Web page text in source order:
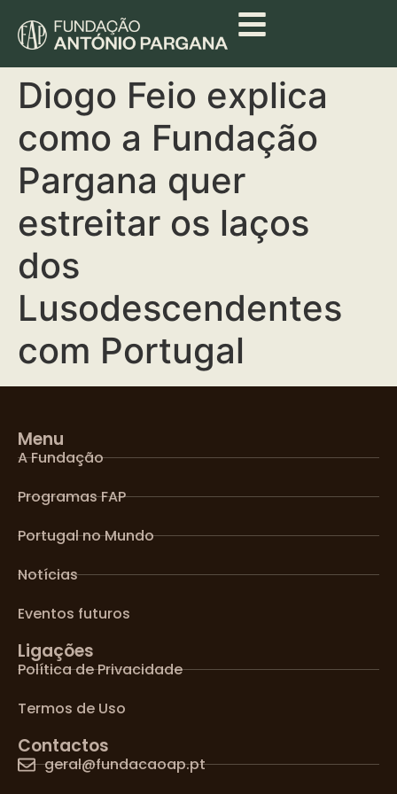
Diogo Feio explica
como a Fundação
Pargana quer
estreitar os laços
dos
Lusodescendentes
com Portugal
Menu
A Fundação
Programas FAP
Portugal no Mundo
Notícias
Eventos futuros
Ligações
Política de Privacidade
Termos de Uso
Contactos
geral@fundacaoap.pt